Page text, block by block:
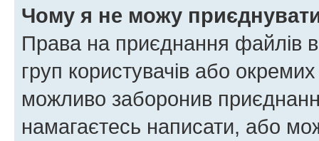
Чому я не можу
Права на приєднання файлів
груп користувачів або
можливо заборонив
намагаєтесь написати, або